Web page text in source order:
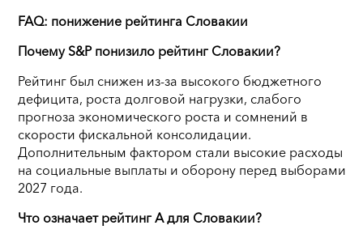
FAQ: понижение рейтинга Словакии
Почему S&P понизило рейтинг Словакии?
Рейтинг был снижен из-за высокого бюджетного
дефицита, роста долговой нагрузки, слабого
прогноза экономического роста и сомнений в
скорости фискальной консолидации.
Дополнительным фактором стали высокие расходы
на социальные выплаты и оборону перед выборами
2027 года.
Что означает рейтинг A для Словакии?